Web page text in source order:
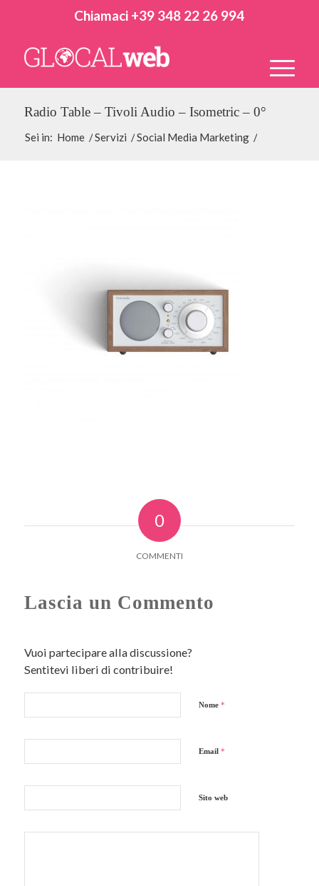
Chiamaci +39 348 22 26 994
Radio Table – Tivoli Audio – Isometric – 0°
Sei in: Home /Servizi /Social Media Marketing /
0
COMMENTI
Lascia un Commento
Vuoi partecipare alla discussione?
Sentitevi liberi di contribuire!
Nome *
Email *
Sito web